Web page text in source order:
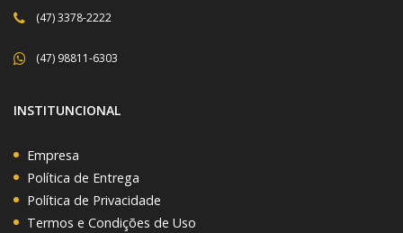
(47) 3378-2222
(47) 98811-6303
INSTITUNCIONAL
Empresa
Política de Entrega
Política de Privacidade
Termos e Condições de Uso